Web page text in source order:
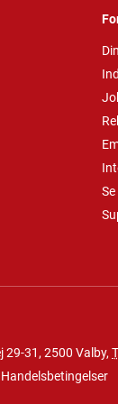
31, 2500 Valby,
Handelsbetingelser